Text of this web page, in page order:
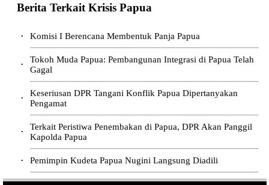
Berita Terkait Krisis Papua
• Komisi I Berencana Membentuk Panja Papua
•
Tokoh Muda Papua: Pembangunan Integrasi di Papua Telah
Gagal
•
Keseriusan DPR Tangani Konflik Papua Dipertanyakan
Pengamat
•
Terkait Peristiwa Penembakan di Papua, DPR Akan Panggil
Kapolda Papua
• Pemimpin Kudeta Papua Nugini Langsung Diadili